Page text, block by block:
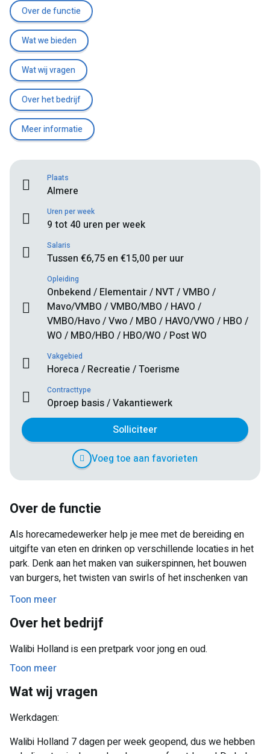
Over de functie
Wat we bieden
Wat wij vragen
Over het bedrijf
Meer informatie
Plaats
Almere
Uren per week
9 tot 40 uren per week
Salaris
Tussen €6,75 en €15,00 per uur
Opleiding
Onbekend / Elementair / NVT / VMBO /
Mavo/VMBO / VMBO/MBO / HAVO /
VMBO/Havo / Vwo / MBO / HAVO/VWO / HBO /
WO / MBO/HBO / HBO/WO / Post WO
Vakgebied
Horeca / Recreatie / Toerisme
Contracttype
Oproep basis / Vakantiewerk
Solliciteer
Voeg toe aan favorieten
Over de functie
Als horecamedewerker help je mee met de bereiding en
uitgifte van eten en drinken op verschillende locaties in het
park. Denk aan het maken van suikerspinnen, het bouwen
van burgers, het twisten van swirls of het inschenken van
frisdrank. Jij zorgt ervoor dat iedere bezoeker vriendelijk
wordt geholpen en dat elke bezoeker een onvergetelijke
dag heeft bij Walibi Holland. English allowed. Als
verschillende rides (denk bijvoorbeeld aan de draaimolen of
een kinderattractie). Voor deze diensten is het belangrijk dat
Daarnaast spreek je hiervoor de Nederlandse taal.
Toon meer
Over het bedrijf
Walibi Holland is een pretpark voor jong en oud.
Toon meer
Wat wij vragen
Werkdagen:
Walibi Holland 7 dagen per week geopend, dus we hebben